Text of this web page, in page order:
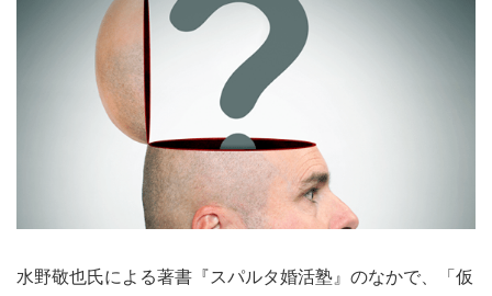
水野敬也氏による著書『スパルタ婚活塾』のなかで、「仮